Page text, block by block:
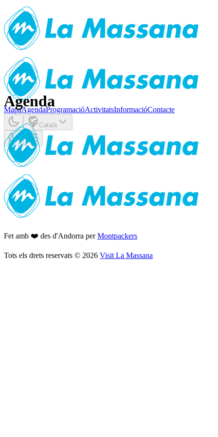
MapaAgendaProgramacióActivitatsInformacióContacte
Català
Agenda
Fet amb ❤️ des d'Andorra per Montpackers
Tots els drets reservats © 2026 Visit La Massana